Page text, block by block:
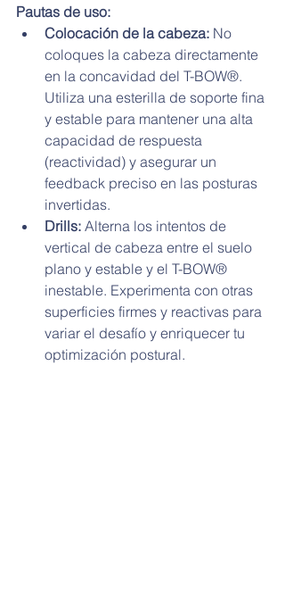
Pautas de uso:
Colocación de la cabeza: No
coloques la cabeza directamente
en la concavidad del T-BOW®.
Utiliza una esterilla de soporte fina
y estable para mantener una alta
capacidad de respuesta
(reactividad) y asegurar un
feedback preciso en las posturas
invertidas.
Drills: Alterna los intentos de
vertical de cabeza entre el suelo
plano y estable y el T-BOW®
inestable. Experimenta con otras
superficies firmes y reactivas para
variar el desafío y enriquecer tu
optimización postural.